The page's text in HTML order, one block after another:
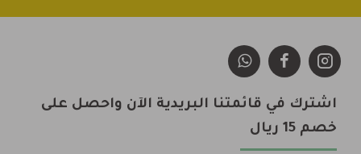
اشترك في قائمتنا البريدية الآن واحصل على
خصم 15 ريال